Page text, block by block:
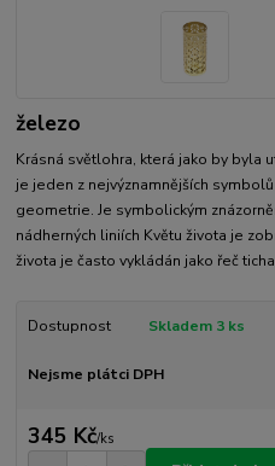
železo
Krásná světlohra, která jako by byla
je jeden z nejvýznamnějších
geometrie. Je symbolickým
nádherných liniích Květu života je
života je často vykládán jako řeč
Dostupnost Skladem 3 ks
Nejsme plátci DPH
345 Kč/ks